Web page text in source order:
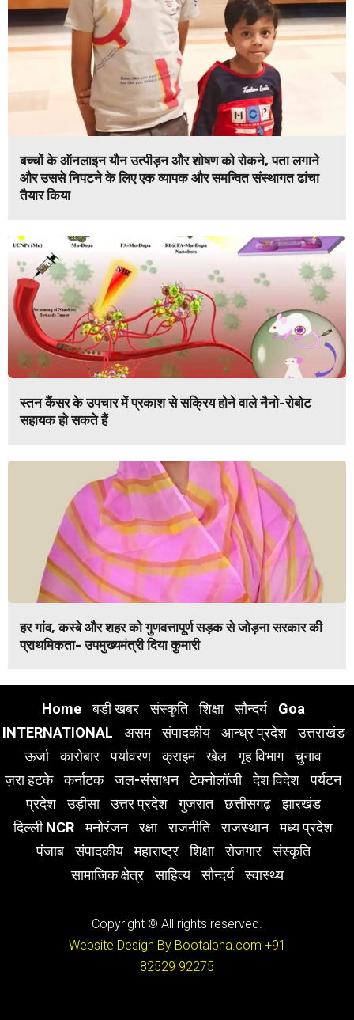
बच्चों के ऑनलाइन यौन उत्पीड़न और शोषण को रोकने, पता लगाने
और उससे निपटने के लिए एक व्यापक और समन्वित संस्थागत ढांचा
तैयार किया
स्तन कैंसर के उपचार में प्रकाश से सक्रिय होने वाले नैनो-रोबोट
सहायक हो सकते हैं
हर गांव, कस्बे और शहर को गुणवत्तापूर्ण सड़क से जोड़ना सरकार की
प्राथमिकता- उपमुख्यमंत्री दिया कुमारी
Home बड़ी खबर संस्कृति शिक्षा सौन्दर्य
Goa
INTERNATIONAL
असम संपादकीय आन्ध्र प्रदेश
उत्तराखंड
ऊर्जा
कारोबार पर्यावरण क्राइम खेल गृह विभाग
चुनाव
ज़रा हटके
कर्नाटक जल-संसाधन टेक्नोलॉजी देश विदेश
पर्यटन
प्रदेश
उड़ीसा उत्तर प्रदेश गुजरात छत्तीसगढ़
झारखंड
दिल्ली NCR
मनोरंजन रक्षा राजनीति राजस्थान
मध्य प्रदेश
पंजाब
संपादकीय महाराष्ट्र शिक्षा रोजगार
संस्कृति
सामाजिक क्षेत्र
साहित्य सौन्दर्य स्वास्थ्य
Copyright © All rights reserved.
Website Design By Bootalpha.com +91
82529 92275